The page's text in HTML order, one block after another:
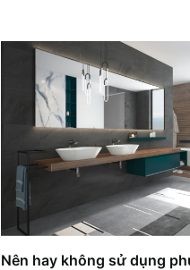
kế và sử dụng phòng tắm
Nên hay không sử dụng